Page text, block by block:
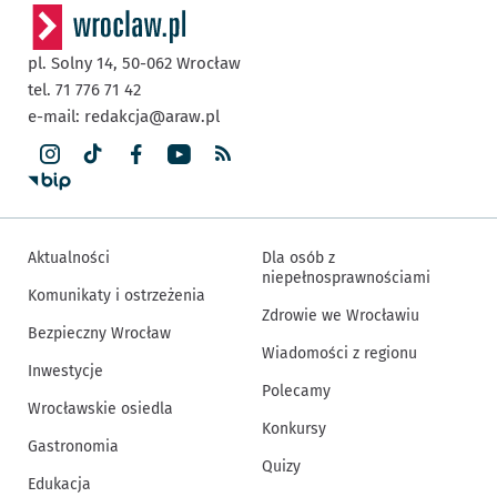
pl. Solny 14, 50-062 Wrocław
tel. 71 776 71 42
e-mail: redakcja@araw.pl
Aktualności
Komunikaty i ostrzeżenia
Bezpieczny Wrocław
Inwestycje
Wrocławskie osiedla
Gastronomia
Edukacja
Dla osób z
niepełnosprawnościami
Zdrowie we Wrocławiu
Wiadomości z regionu
Polecamy
Konkursy
Quizy